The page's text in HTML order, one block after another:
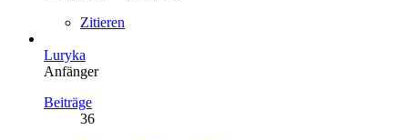
Zitieren
Luryka
Anfänger
Beiträge
36